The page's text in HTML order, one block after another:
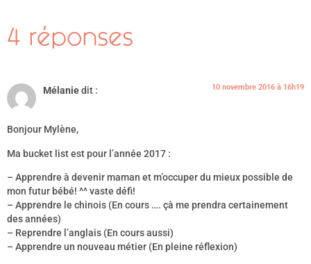
4 réponses
Mélaniedit : 10 novembre 2016 à 16h19
Bonjour Mylène,
Ma bucket list est pour l’année 2017 :
– Apprendre à devenir maman et m’occuper du mieux possible de
mon futur bébé! ^^ vaste défi!
– Apprendre le chinois (En cours …. çà me prendra certainement
des années)
– Reprendre l’anglais (En cours aussi)
– Apprendre un nouveau métier (En pleine réflexion)